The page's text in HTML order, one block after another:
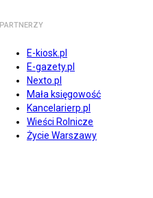
PARTNERZY
E-kiosk.pl
E-gazety.pl
Nexto.pl
Mała księgowość
Kancelarierp.pl
Wieści Rolnicze
Życie Warszawy